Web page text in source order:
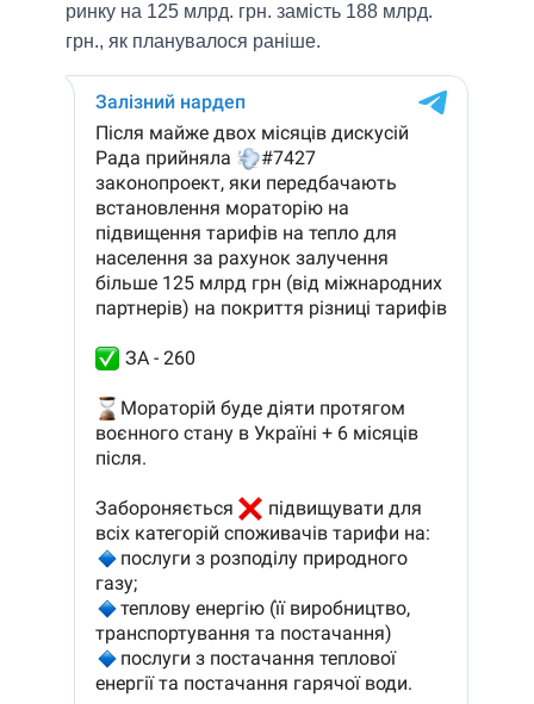
ринку на 125 млрд. грн. замість 188 млрд.
грн., як планувалося раніше.